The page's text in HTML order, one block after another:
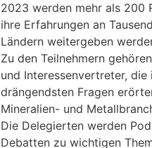
2023 werden mehr als 200
ihre Erfahrungen an
Ländern weitergeben
Zu den Teilnehmern
und Interessenvertreter, die
drängendsten Fragen
Mineralien- und
Die Delegierten werden
Debatten zu wichtigen